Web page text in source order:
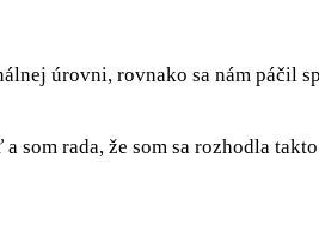
úrovni, rovnako sa nám páčil
som rada, že som sa rozhodla